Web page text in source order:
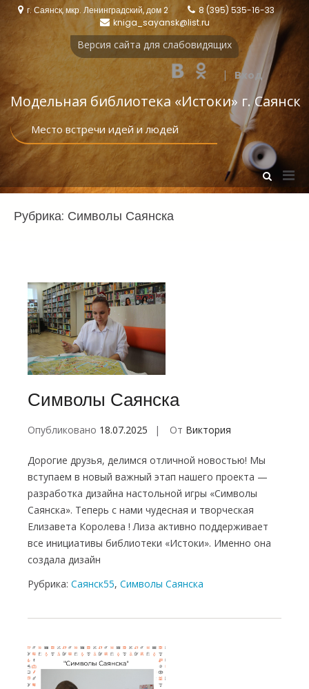
Перейтиг. Саянск, мкр. Ленинградский, дом 2
8 (395) 535-16-33
kniga_sayansk@list.ru
Версия сайта для слабовидящих
| Вход
Модельная библиотека «Истоки‎» г. Саянск
Место встречи идей и людей
Показать
форму
Рубрика: Символы Саянска
Символы Саянска
Опубликовано 18.07.2025 От Виктория
Дорогие друзья, делимся отличной новостью! Мы
вступаем в новый важный этап нашего проекта —
разработка дизайна настольной игры «Символы
Саянска». Теперь с нами чудесная и творческая
Елизавета Королева ! Лиза активно поддерживает
все инициативы библиотеки «Истоки». Именно она
создала дизайн
Рубрика: Саянск55, Символы Саянска